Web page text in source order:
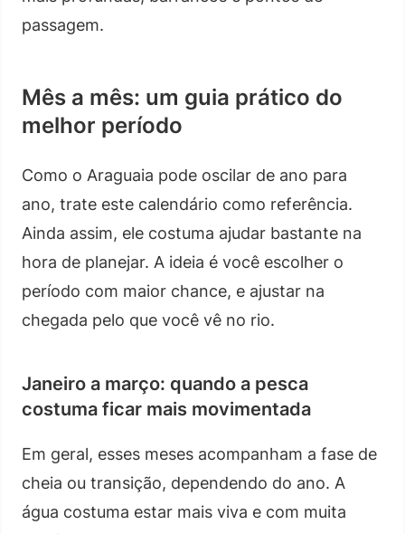
passagem.
Mês a mês: um guia prático do
melhor período
Como o Araguaia pode oscilar de ano para
ano, trate este calendário como referência.
Ainda assim, ele costuma ajudar bastante na
hora de planejar. A ideia é você escolher o
período com maior chance, e ajustar na
chegada pelo que você vê no rio.
Janeiro a março: quando a pesca
costuma ficar mais movimentada
Em geral, esses meses acompanham a fase de
cheia ou transição, dependendo do ano. A
água costuma estar mais viva e com muita